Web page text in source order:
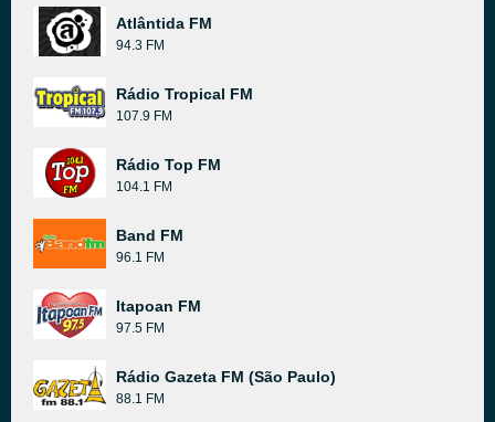
Atlântida FM
94.3 FM
Rádio Tropical FM
107.9 FM
Rádio Top FM
104.1 FM
Band FM
96.1 FM
Itapoan FM
97.5 FM
Rádio Gazeta FM (São Paulo)
88.1 FM